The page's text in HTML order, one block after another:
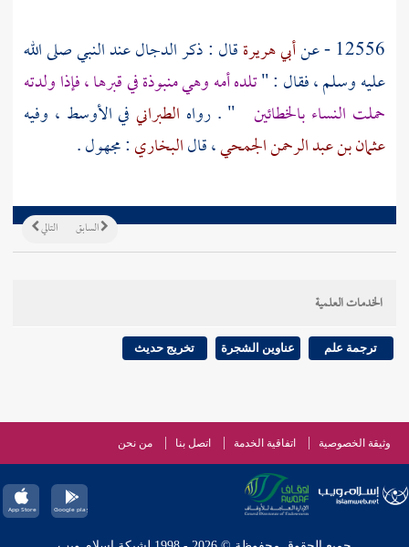
12556 - عن
أبي هريرةقال : ذكر الدجال عند النبي صلى الله
عليه وسلم ، فقال : "تلده أمه وهي منبوذة في قبرها ، فإذا ولدته
حملت النساء بالخطائين " . رواه الطبراني في الأوسط ، وفيه
عثمان بن عبد الرحمن الجمحي، قالالبخاري: مجهول .
التالي السابق
الخدمات العلمية
ترجمة علم عناوين الشجرة تخريج حديث
وثيقة الخصوصية اتفاقية الخدمة اتصل بنا من نحن